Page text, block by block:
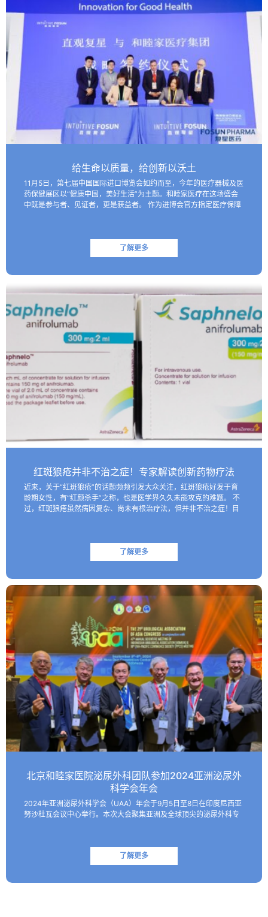
给生命以质量，给创新以沃土
11月5日，第七届中国国际进口博览会如约而至，今年的医疗器械及医
药保健展区以“健康中国，美好生活”为主题。和睦家医疗在这场盛会
中既是参与者、见证者，更是获益者。 作为进博会官方指定医疗保障
了解更多
红斑狼疮并非不治之症！专家解读创新药物疗法
近来，关于“红斑狼疮”的话题频频引发大众关注，红斑狼疮好发于育
龄期女性，有“红颜杀手”之称，也是医学界久久未能攻克的难题。 不
过，红斑狼疮虽然病因复杂、尚未有根治疗法，但并非不治之症！目
了解更多
北京和睦家医院泌尿外科团队参加2024亚洲泌尿外
科学会年会
2024年亚洲泌尿外科学会（UAA）年会于9月5日至8日在印度尼西亚
努沙杜瓦会议中心举行。本次大会聚集亚洲及全球顶尖的泌尿外科专
了解更多